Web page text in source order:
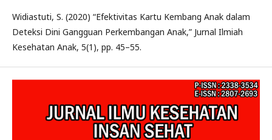
Widiastuti, S. (2020) “Efektivitas Kartu Kembang Anak dalam
Deteksi Dini Gangguan Perkembangan Anak,” Jurnal Ilmiah
Kesehatan Anak, 5(1), pp. 45–55.